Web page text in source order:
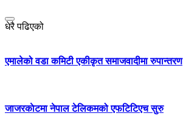
धेरै पढिएको
एमालेको वडा कमिटी एकीकृत समाजवादीमा रुपान्तरण
जाजरकाेटमा नेपाल टेलिकमको एफटिटिएच सुरु